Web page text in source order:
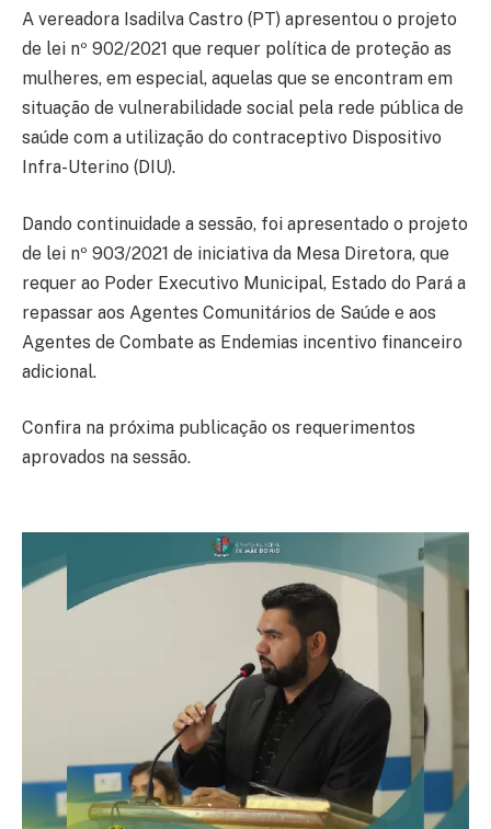
A vereadora Isadilva Castro (PT) apresentou o projeto
de lei nº 902/2021 que requer política de proteção as
mulheres, em especial, aquelas que se encontram em
situação de vulnerabilidade social pela rede pública de
saúde com a utilização do contraceptivo Dispositivo
Infra-Uterino (DIU).
Dando continuidade a sessão, foi apresentado o projeto
de lei nº 903/2021 de iniciativa da Mesa Diretora, que
requer ao Poder Executivo Municipal, Estado do Pará a
repassar aos Agentes Comunitários de Saúde e aos
Agentes de Combate as Endemias incentivo financeiro
adicional.
Confira na próxima publicação os requerimentos
aprovados na sessão.